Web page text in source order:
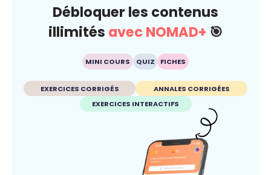
Débloquer les contenus
illimités avec NOMAD+ 🎯
MINI COURS QUIZ FICHES
EXERCICES CORRIGÉS
ANNALES CORRIGÉES
EXERCICES INTERACTIFS